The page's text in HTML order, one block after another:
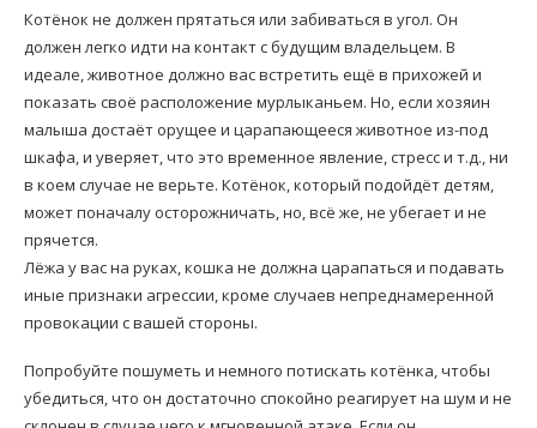
Котёнок не должен прятаться или забиваться в угол. Он
должен легко идти на контакт с будущим владельцем. В
идеале, животное должно вас встретить ещё в прихожей и
показать своё расположение мурлыканьем. Но, если хозяин
малыша достаёт орущее и царапающееся животное из-под
шкафа, и уверяет, что это временное явление, стресс и т.д., ни
в коем случае не верьте. Котёнок, который подойдёт детям,
может поначалу осторожничать, но, всё же, не убегает и не
прячется.
Лёжа у вас на руках, кошка не должна царапаться и подавать
иные признаки агрессии, кроме случаев непреднамеренной
провокации с вашей стороны.
Попробуйте пошуметь и немного потискать котёнка, чтобы
убедиться, что он достаточно спокойно реагирует на шум и не